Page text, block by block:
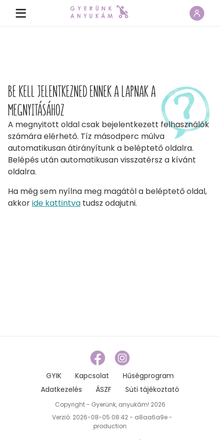
BE KELL JELENTKEZNED ENNEK A LAPNAK A
MEGNYITÁSÁHOZ
A megnyitott oldal csak bejelentkezett felhasználók
számára elérhető. Tíz másodperc múlva
automatikusan átirányítunk a beléptető oldalra.
Belépés után automatikusan visszatérsz a kívánt
oldalra.
Ha még sem nyílna meg magától a beléptető oldal,
akkoride kattintva tudsz odajutni.
GYIK Kapcsolat
Hűségprogram
Adatkezelés
ÁSZF Süti tájékoztató
Copyright - Gyerünk, anyukám! 2026
Verzió: 2026-08-05 08:42 - a8aa6a9e -
production